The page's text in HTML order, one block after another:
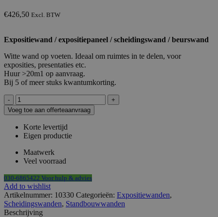
€426,50 Excl. BTW
Expositiewand / expositiepaneel / scheidingswand / beurswand
Witte wand op voeten. Ideaal om ruimtes in te delen, voor
exposities, presentaties etc.
Huur >20m1 op aanvraag.
Bij 5 of meer stuks kwantumkorting.
Wand
wit
op
schijven
HxB252x104cm
aantal
Voeg toe aan offerteaanvraag
Korte levertijd
Eigen productie
Maatwerk
Veel voorraad
030-6865422 Voor hulp & advies
Add to wishlist
Artikelnummer: 10330 Categorieën: Expositiewanden,
Scheidingswanden, Standbouwwanden
Beschrijving